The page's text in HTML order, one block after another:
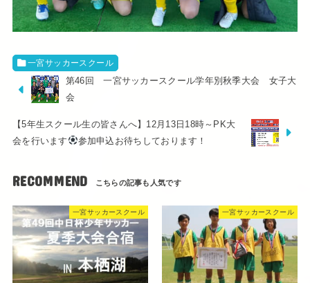
一宮サッカースクール
第46回 一宮サッカースクール学年別秋季大会 女子大
会
【5年生スクール生の皆さんへ】12月13日18時～PK大
会を行います
参加申込お待ちしております！
RECOMMEND
一宮サッカースクール 一宮サッカースクール